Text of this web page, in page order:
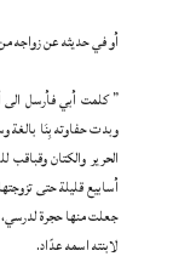
أو في حديثه عن زواجه
” كلمت أبي فأرسل الى
وبدت حفاوته بِنَا
الحرير والكتان
أسابيع قليلة حتى
جعلت منها حجرة لدرسي،
لابنته اسمه عدّاد.